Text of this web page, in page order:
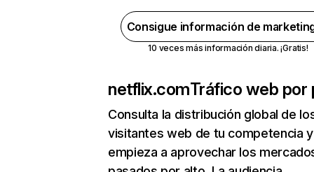
Consigue información de
10 veces más información diaria. ¡Gratis!
netflix.comTráfico web por
Consulta la distribución global de
visitantes web de tu competencia y
empieza a aprovechar los